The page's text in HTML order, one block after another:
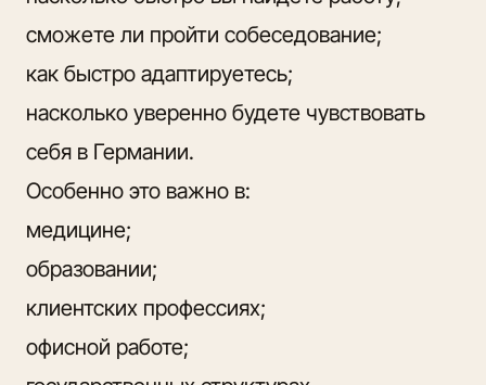
сможете ли пройти собеседование;
как быстро адаптируетесь;
насколько уверенно будете чувствовать
себя в Германии.
Особенно это важно в:
медицине;
образовании;
клиентских профессиях;
офисной работе;